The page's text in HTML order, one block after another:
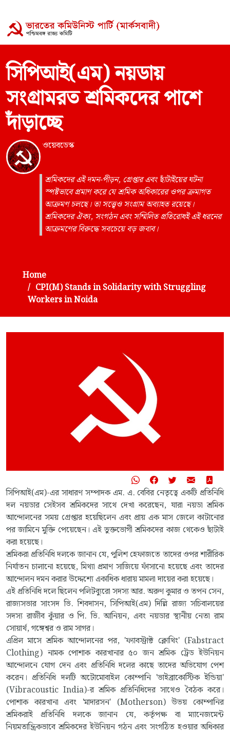
সিপিআই(এম) নয়ডায়
সংগ্রামরত শ্রমিকদের পাশে
দাঁড়াচ্ছে
ওয়েবডেস্ক
শ্রমিকদের এই দমন-পীড়ন, গ্রেপ্তার এবং ছাঁটাইয়ের ঘটনা
স্পষ্টভাবে প্রমাণ করে যে শ্রমিক অধিকারের ওপর ক্রমাগত
আক্রমণ চলছে। তা সত্ত্বেও সংগ্রাম অব্যাহত রয়েছে।
শ্রমিকদের ঐক্য, সংগঠন এবং সম্মিলিত প্রতিরোধই এই ধরনের
আক্রমণের বিরুদ্ধে সবচেয়ে বড় জবাব।
Home
CPI(M) Stands in Solidarity with Struggling
Workers in Noida
সিপিআই(এম)-এর সাধারণ সম্পাদক এম. এ. বেবির নেতৃত্বে একটি প্রতিনিধি
দল নয়ডার সেইসব শ্রমিকদের সাথে দেখা করেছেন, যারা নয়ডা শ্রমিক
আন্দোলনের সময় গ্রেপ্তার হয়েছিলেন এবং প্রায় এক মাস জেলে কাটানোর
পর জামিনে মুক্তি পেয়েছেন। এই ভুক্তভোগী শ্রমিকদের কাজ থেকেও ছাঁটাই
করা হয়েছে।
শ্রমিকরা প্রতিনিধি দলকে জানান যে, পুলিশ হেফাজতে তাদের ওপর শারীরিক
নির্যাতন চালানো হয়েছে, মিথ্যা প্রমাণ সাজিয়ে ফাঁসানো হয়েছে এবং তাদের
আন্দোলন দমন করার উদ্দেশ্যে একাধিক ধারায় মামলা দায়ের করা হয়েছে।
এই প্রতিনিধি দলে ছিলেন পলিটব্যুরো সদস্য আর. অরুণ কুমার ও তপন সেন,
রাজ্যসভার সাংসদ ভি. শিবদাসন, সিপিআই(এম) দিল্লি রাজ্য সচিবালয়ের
সদস্য রাজীব কুঁয়ার ও পি. ভি. আনিয়ন, এবং নয়ডার স্থানীয় নেতা রাম
সোয়ার্থ, গঙ্গেশ্বর ও রাম সাগর।
এপ্রিল মাসে শ্রমিক আন্দোলনের পর, 'ফ্যাবস্ট্রাক্ট ক্লোথিং' (Fabstract
Clothing) নামক পোশাক কারখানার ৫০ জন শ্রমিক ট্রেড ইউনিয়ন
আন্দোলনে যোগ দেন এবং প্রতিনিধি দলের কাছে তাদের অভিযোগ পেশ
করেন। প্রতিনিধি দলটি অটোমোবাইল কোম্পানি 'ভাইব্রাকোস্টিক ইন্ডিয়া'
(Vibracoustic India)-র শ্রমিক প্রতিনিধিদের সাথেও বৈঠক করে।
পোশাক কারখানা এবং 'মাদারসন' (Motherson) উভয় কোম্পানির
শ্রমিকরাই প্রতিনিধি দলকে জানান যে, কর্তৃপক্ষ বা ম্যানেজমেন্ট
নিয়মতান্ত্রিকভাবে শ্রমিকদের ইউনিয়ন গঠন এবং সংগঠিত হওয়ার অধিকার